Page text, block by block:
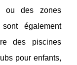
ou des zones
également
des piscines
pour enfants,